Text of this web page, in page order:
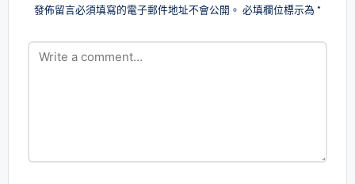
發佈留言必須填寫的電子郵件地址不會公開。 必填欄位標示為 *